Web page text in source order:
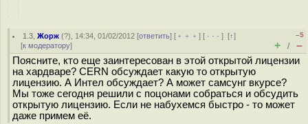
1.3 ,Жорж (?), 14:34, 01/02/2012 [ответить] [ ﹢﹢﹢] [ · · ·][↑]
[к модератору]
–5
+ / –
Поясните, кто еще заинтересован в этой открытой лицензии
на хардваре? CERN обсуждает какую то открытую
лицензию. А Интел обсуждает? А может самсунг вкурсе?
Мы тоже сегодня решили с поцонами собраться и обсудить
открытую лицензию. Если не набухемся быстро - то может
даже примем её.